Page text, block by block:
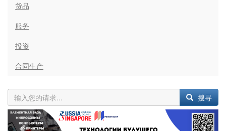
货品
服务
投资
合同生产
搜寻
Previous Next